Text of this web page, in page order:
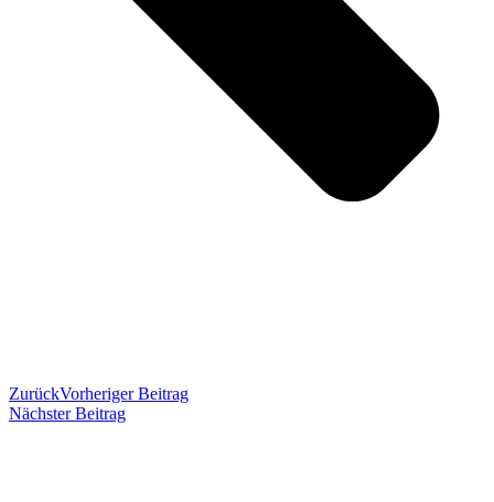
ZurückVorheriger Beitrag
Nächster Beitrag